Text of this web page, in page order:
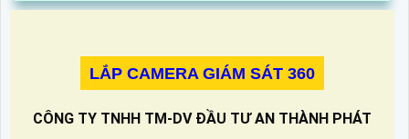
khách hàng
LẮP CAMERA GIÁM SÁT 360
CÔNG TY TNHH TM-DV ĐẦU TƯ AN THÀNH PHÁT